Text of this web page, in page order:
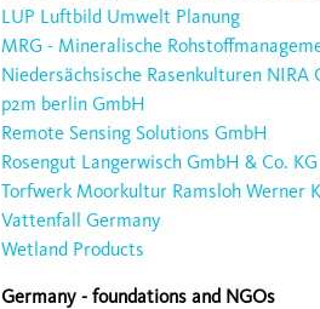
LUP Luftbild Umwelt Planung
MRG - Mineralische
Niedersächsische Rasenkulturen NIRA
p2m berlin GmbH
Remote Sensing Solutions GmbH
Rosengut Langerwisch GmbH & Co. KG
Torfwerk Moorkultur Ramsloh Werner
Vattenfall Germany
Wetland Products
Germany - foundations and NGOs